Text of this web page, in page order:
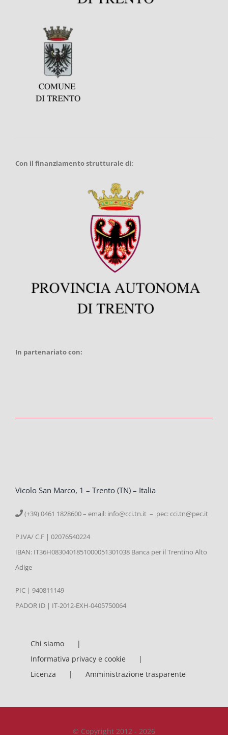
Con il finanziamento strutturale di:
In partenariato con:
Vicolo San Marco, 1 – Trento (TN) – Italia
(+39) 0461 1828600 – email: info@cci.tn.it – pec: cci.tn@pec.it
P.IVA/ C.F | 02076540224
IBAN: IT36H0830401851000051301038 Banca per il Trentino Alto
Adige
PIC | 940811149
PADOR ID | IT-2012-EXH-0405750064
Chi siamo
Informativa privacy e cookie
Licenza
Amministrazione trasparente
© Copyright 2012 - 2026